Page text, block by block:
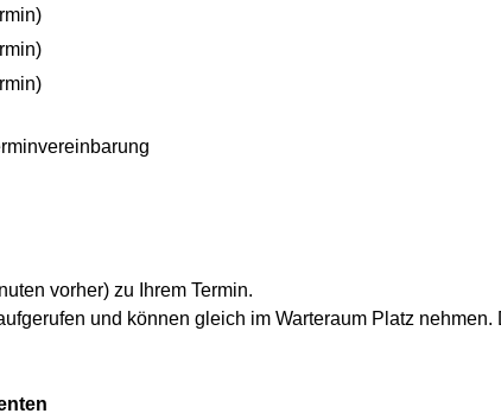
vorher) zu Ihrem Termin.
und können gleich im Warteraum Platz nehmen.